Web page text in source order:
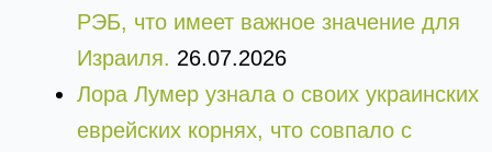
РЭБ, что имеет важное значение для
Израиля. 26.07.2026
Лора Лумер узнала о своих украинских
еврейских корнях, что совпало с